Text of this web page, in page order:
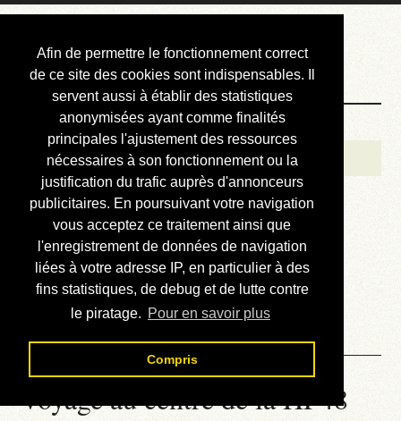
Afin de permettre le fonctionnement correct
de ce site des cookies sont indispensables. Il
servent aussi à établir des statistiques
anonymisées ayant comme finalités
principales l'ajustement des ressources
nécessaires à son fonctionnement ou la
justification du trafic auprès d'annonceurs
publicitaires. En poursuivant votre navigation
vous acceptez ce traitement ainsi que
l'enregistrement de données de navigation
liées à votre adresse IP, en particulier à des
fins statistiques, de debug et de lutte contre
le piratage. Pour en savoir plus
Compris
Courbis, « LE »
Blog Officiel
Bienvenue
Réalisations
Divers (et d’été)
Annonces
Liens externes
Téléchargement
Contact
Voyage au centre de la HP48